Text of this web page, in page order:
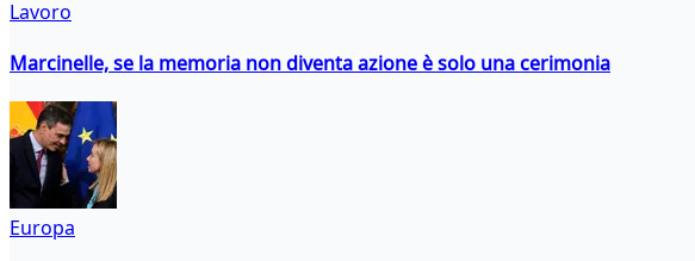
Lavoro
Marcinelle, se la memoria non diventa azione è solo una cerimonia
Europa